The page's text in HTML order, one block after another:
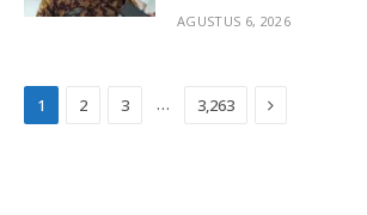
AGUSTUS 6, 2026
1 2 3 … 3,263 Next